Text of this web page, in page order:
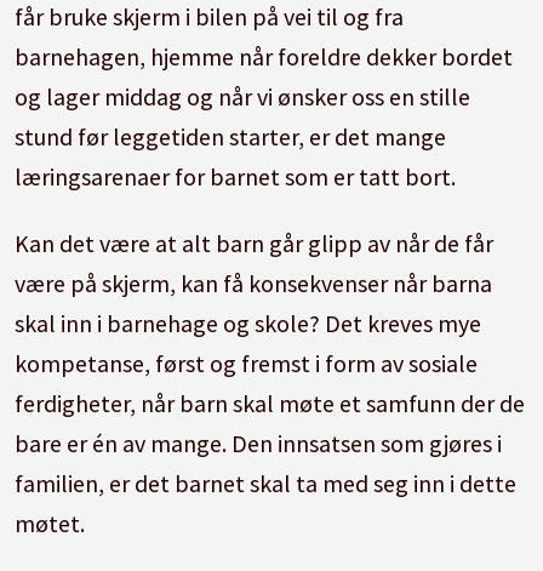
får bruke skjerm i bilen på vei til og fra
barnehagen, hjemme når foreldre dekker bordet
og lager middag og når vi ønsker oss en stille
stund før leggetiden starter, er det mange
læringsarenaer for barnet som er tatt bort.
Kan det være at alt barn går glipp av når de får
være på skjerm, kan få konsekvenser når barna
skal inn i barnehage og skole? Det kreves mye
kompetanse, først og fremst i form av sosiale
ferdigheter, når barn skal møte et samfunn der de
bare er én av mange. Den innsatsen som gjøres i
familien, er det barnet skal ta med seg inn i dette
møtet.